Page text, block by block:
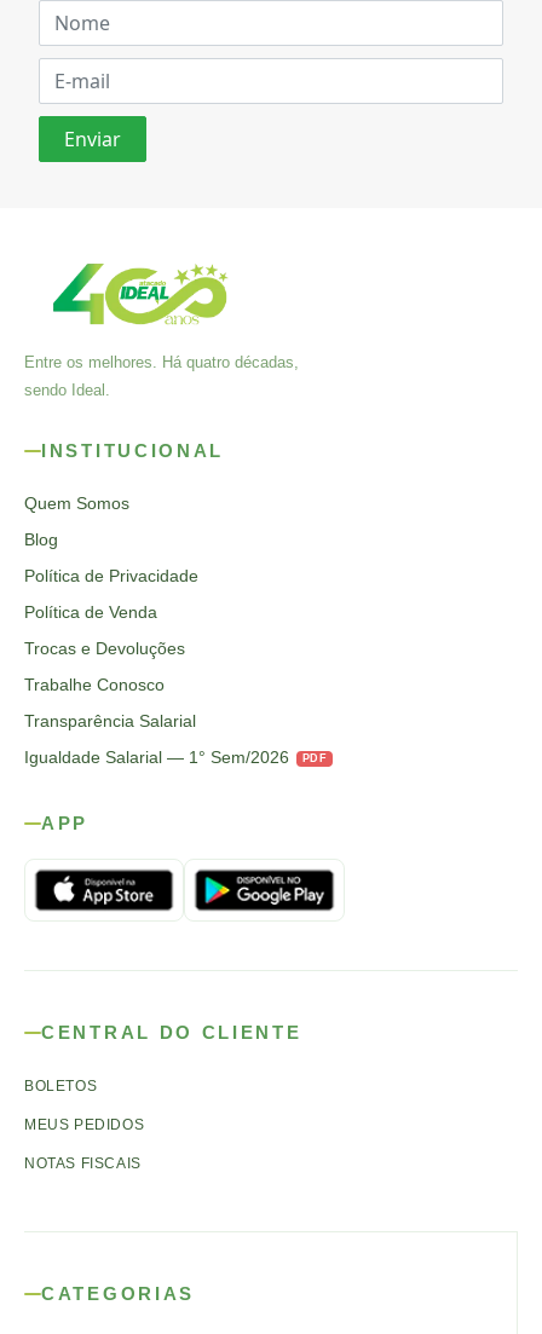
Entre os melhores. Há quatro décadas,
sendo Ideal.
INSTITUCIONAL
Quem Somos
Blog
Política de Privacidade
Política de Venda
Trocas e Devoluções
Trabalhe Conosco
Transparência Salarial
Igualdade Salarial — 1° Sem/2026
PDF
APP
CENTRAL DO CLIENTE
BOLETOS
MEUS PEDIDOS
NOTAS FISCAIS
CATEGORIAS